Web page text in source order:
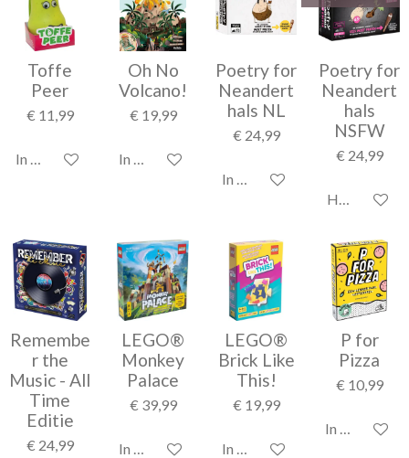
Toffe
Peer
€ 11,99
In winkelwagen
Oh No
Volcano!
€ 19,99
In winkelwagen
Poetry for
Neandert
hals NL
€ 24,99
In winkelwagen
Poetry for
Neandert
hals
NSFW
€ 24,99
Houd mij op
Remembe
r the
Music - All
Time
Editie
€ 24,99
LEGO®
Monkey
Palace
€ 39,99
In winkelwagen
LEGO®
Brick Like
This!
€ 19,99
In winkelwagen
P for
Pizza
€ 10,99
In